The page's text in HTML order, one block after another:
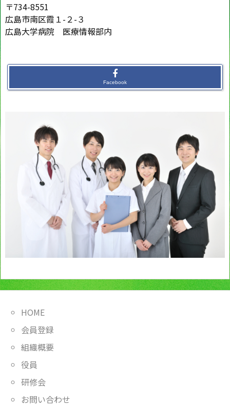
〒734-8551
広島市南区霞１-２-３
広島大学病院 医療情報部内
Facebook
HOME
会員登録
組織概要
役員
研修会
お問い合わせ